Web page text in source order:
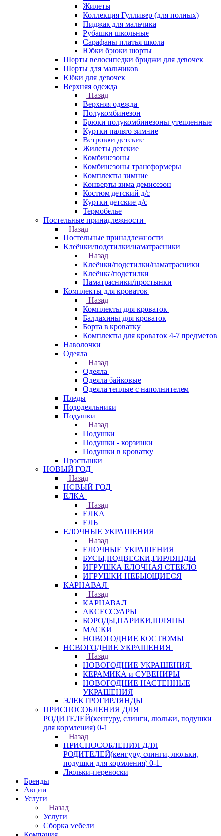
Жилеты
Коллекция Гулливер (для полных)
Пиджак для мальчика
Рубашки школьные
Сарафаны платья школа
Юбки брюки шорты
Шорты велосипедки бриджи для девочек
Шорты для мальчиков
Юбки для девочек
Верхняя одежда
Назад
Верхняя одежда
Полукомбинезон
Брюки полукомбинезоны утепленные
Куртки пальто зимние
Ветровки детские
Жилеты детские
Комбинезоны
Комбинезоны трансформеры
Комплекты зимние
Конверты зима демисезон
Костюм детский д/с
Куртки детские д/с
Термобелье
Постельные принадлежности
Назад
Постельные принадлежности
Клеёнки/подстилки/наматрасники
Назад
Клеёнки/подстилки/наматрасники
Клеёнка/подстилки
Наматрасники/простынки
Комплекты для кроваток
Назад
Комплекты для кроваток
Балдахины для кроваток
Борта в кроватку
Комплекты для кроваток 4-7 предметов
Наволочки
Одеяла
Назад
Одеяла
Одеяла байковые
Одеяла теплые с наполнителем
Пледы
Пододеяльники
Подушки
Назад
Подушки
Подушки - корзинки
Подушки в кроватку
Простынки
НОВЫЙ ГОД
Назад
НОВЫЙ ГОД
ЕЛКА
Назад
ЕЛКА
ЕЛЬ
ЕЛОЧНЫЕ УКРАШЕНИЯ
Назад
ЕЛОЧНЫЕ УКРАШЕНИЯ
БУСЫ,ПОДВЕСКИ,ГИРЛЯНДЫ
ИГРУШКА ЕЛОЧНАЯ СТЕКЛО
ИГРУШКИ НЕБЬЮЩИЕСЯ
КАРНАВАЛ
Назад
КАРНАВАЛ
АКСЕССУАРЫ
БОРОДЫ,ПАРИКИ,ШЛЯПЫ
МАСКИ
НОВОГОДНИЕ КОСТЮМЫ
НОВОГОДНИЕ УКРАШЕНИЯ
Назад
НОВОГОДНИЕ УКРАШЕНИЯ
КЕРАМИКА и СУВЕНИРЫ
НОВОГОДНИЕ НАСТЕННЫЕ
УКРАШЕНИЯ
ЭЛЕКТРОГИРЛЯНДЫ
ПРИСПОСОБЛЕНИЯ ДЛЯ
РОДИТЕЛЕЙ(кенгуру, слинги, люльки, подушки
для кормления) 0-1
Назад
ПРИСПОСОБЛЕНИЯ ДЛЯ
РОДИТЕЛЕЙ(кенгуру, слинги, люльки,
подушки для кормления) 0-1
Люльки-переноски
Бренды
Акции
Услуги
Назад
Услуги
Сборка мебели
Компания